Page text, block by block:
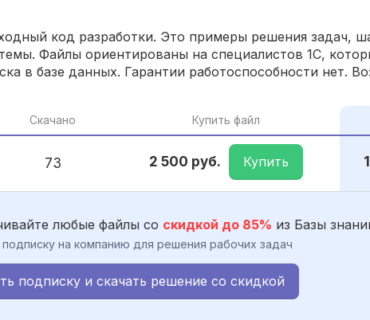
код разработки. Это примеры решения задач,
Файлы ориентированы на специалистов 1С,
в базе данных. Гарантии работоспособности нет.
Скачано Купить файл
73 2 500 руб. Купить
любые файлы со скидкой до 85% из Базы
на компанию для решения рабочих задач
подписку и скачать решение со скидкой